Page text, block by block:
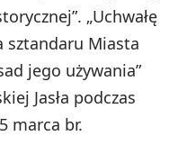
„Uchwałę
sztandaru Miasta
jego używania”
Jasła podczas
marca br.